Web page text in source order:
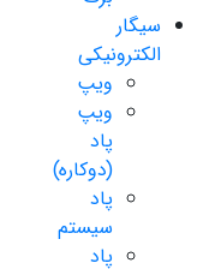
سیگار
الکترونیکی
ویپ
ویپ
پاد
(دوکاره)
پاد
سیستم
پاد